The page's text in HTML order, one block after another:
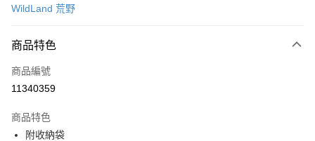
LINE Pay
Apple Pay
悠遊付
WildLand 荒野
商品特色
商品編號
11340359
商品特色
附收納袋